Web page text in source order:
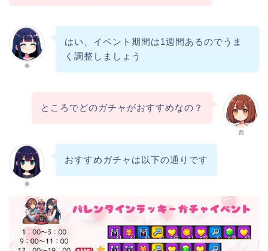
奏
はい、イベント期間は1週間あるのでうま
く調整しましょう
茜
ところでどのガチャがおすすめなの？
奏
おすすめガチャは以下の通りです